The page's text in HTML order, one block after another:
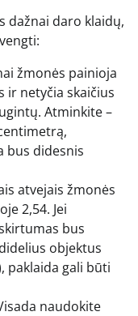
dažnai daro klaidų,
žmonės painioja
ir netyčia skaičius
Atminkite –
bus didesnis
atvejais žmonės
2,54. Jei
bus
objektus
paklaida gali būti
naudokite